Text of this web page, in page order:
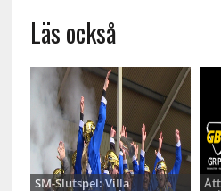
Läs också
SM-Slutspel: Villa